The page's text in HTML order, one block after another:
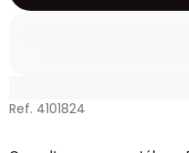
Ref. 4101824